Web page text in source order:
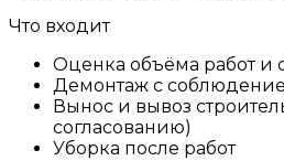
Что входит
Оценка объёма работ и
Демонтаж с
Вынос и вывоз
согласованию)
Уборка после работ